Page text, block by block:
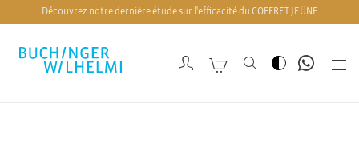
Découvrez notre dernière étude sur l'efficacité du COFFRET JEÛNE